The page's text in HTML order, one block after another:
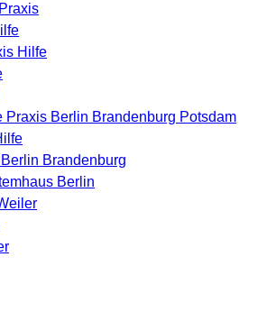
Hilfe
Praxis Berlin Brandenburg Potsdam
Brandenburg
Berlin